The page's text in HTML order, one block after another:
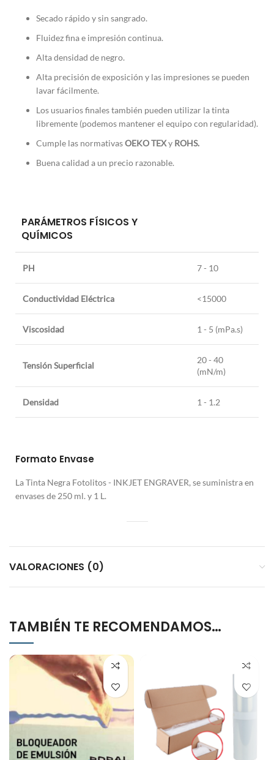
Secado rápido y sin sangrado.
Fluidez fina e impresión continua.
Alta densidad de negro.
Alta precisión de exposición y las impresiones se pueden
lavar fácilmente.
Los usuarios finales también pueden utilizar la tinta
libremente (podemos mantener el equipo con regularidad).
Cumple las normativasOEKO TEXy ROHS.
Buena calidad a un precio razonable.
PARÁMETROS FÍSICOS Y
QUÍMICOS
PH 7 - 10
Conductividad Eléctrica <15000
Viscosidad 1 - 5 (mPa.s)
Tensión Superficial
20 - 40
(mN/m)
Densidad 1 - 1.2
Formato Envase
La Tinta Negra Fotolitos - INKJET ENGRAVER, se suministra en
envases de 250 ml. y 1 L.
VALORACIONES (0)
TAMBIÉN TE RECOMENDAMOS…